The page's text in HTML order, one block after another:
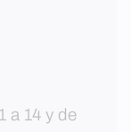
a 14 y de